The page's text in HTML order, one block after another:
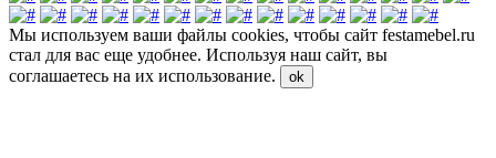
Мы используем ваши файлы cookies, чтобы сайт festamebel.ru
стал для вас еще удобнее. Используя наш сайт, вы
соглашаетесь на их использование.